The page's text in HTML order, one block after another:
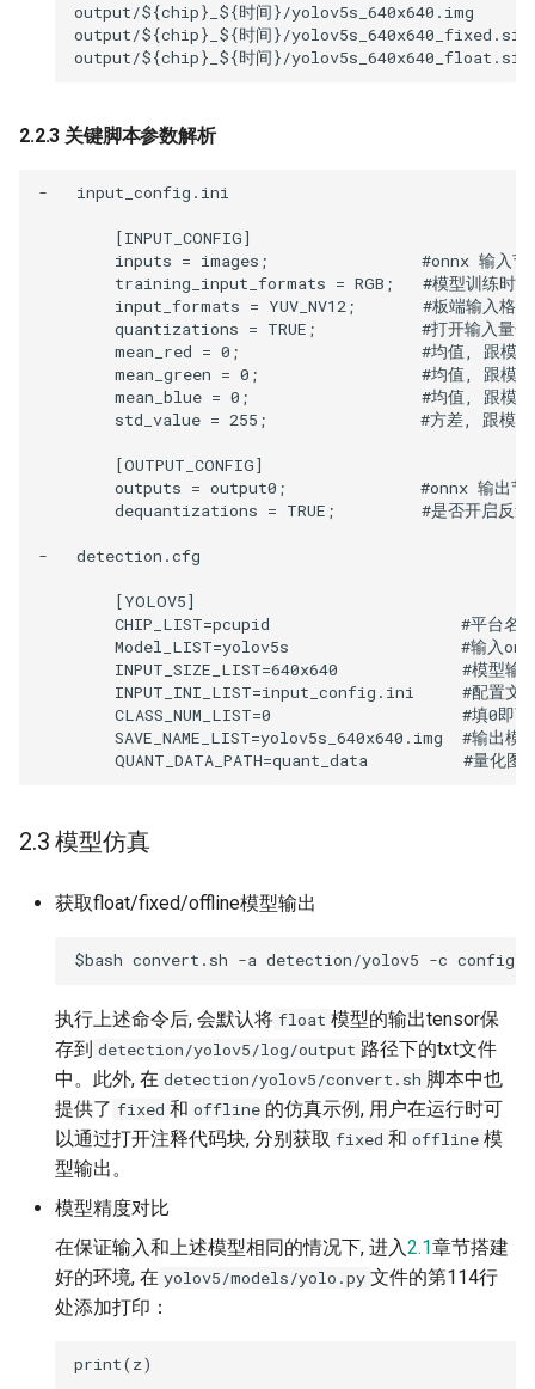
output/${chip}_${时间}/yolov5s_640x640.img
output/${chip}_${时间}/yolov5s_640x640_fixed.sim
2.2.3 关键脚本参数解析
-   input_config.ini
        [INPUT_CONFIG]
inputs = images;                #onnx 输入节
training_input_formats = RGB;   #模型训练时的
input_formats = YUV_NV12;       #板端输入格
quantizations = TRUE;           #打开输入量化
mean_red = 0;                   #均值, 跟模型
mean_green = 0;                 #均值, 跟模型
mean_blue = 0;                  #均值, 跟模型
std_value = 255;                #方差, 跟模型
        [OUTPUT_CONFIG]
outputs = output0;              #onnx 输出节
dequantizations = TRUE;         #是否开启反量
-   detection.cfg
        [YOLOV5]
CHIP_LIST=pcupid                    #平台名称
Model_LIST=yolov5s                  #输入
INPUT_SIZE_LIST=640x640             #模型输
INPUT_INI_LIST=input_config.ini     #配置文
        CLASS_NUM_LIST=0                    #填0即可
SAVE_NAME_LIST=yolov5s_640x640.img  #输出模
2.3 模型仿真
获取float/fixed/offline模型输出
执行上述命令后, 会默认将 float 模型的输出tensor保
存到 detection/yolov5/log/output 路径下的txt文件
中。此外, 在 detection/yolov5/convert.sh 脚本中也
提供了 fixed 和 offline 的仿真示例, 用户在运行时可
以通过打开注释代码块, 分别获取 fixed 和 offline 模
型输出。
模型精度对比
在保证输入和上述模型相同的情况下, 进入2.1章节搭建
好的环境, 在 yolov5/models/yolo.py 文件的第114行
处添加打印：